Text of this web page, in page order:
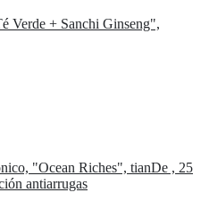
Verde + Sanchi Ginseng",
"Ocean Riches", tianDe , 25
antiarrugas